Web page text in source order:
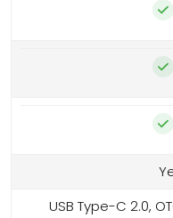
USB Type-C 2.0,